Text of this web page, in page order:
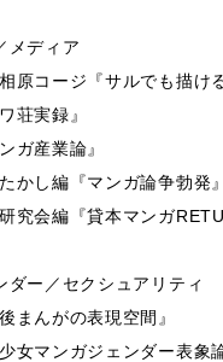
ディア
原コージ『サルでも描け
荘実録』
ガ産業論』
かし編『マンガ論争勃発』
究会編『貸本マンガ
ー／セクシュアリティ
まんがの表現空間』
女マンガジェンダー表象論